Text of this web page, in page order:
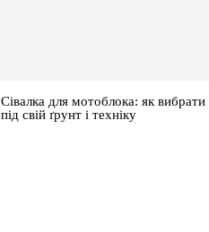
Сівалка для мотоблока: як вибрати
під свій ґрунт і техніку